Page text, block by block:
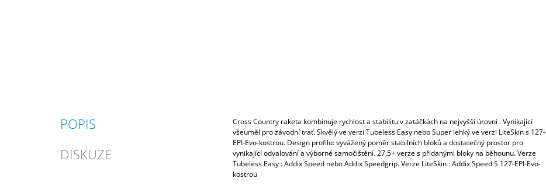
POPIS
DISKUZE
Cross Country raketa kombinuje rychlost a stabilitu v zatáčkách na nejvyšší úrovni . Vynikající
všeuměl pro závodní trať. Skvělý ve verzi Tubeless Easy nebo Super lehký ve verzi LiteSkin s 127-
EPI-Evo-kostrou. Design profilu: vyvážený poměr stabilních bloků a dostatečný prostor pro
vynikající odvalování a výborné samočištění. 27,5+ verze s přidanými bloky na běhounu. Verze
Tubeless Easy : Addix Speed nebo Addix Speedgrip. Verze LiteSkin : Addix Speed S 127-EPI-Evo-
kostrou